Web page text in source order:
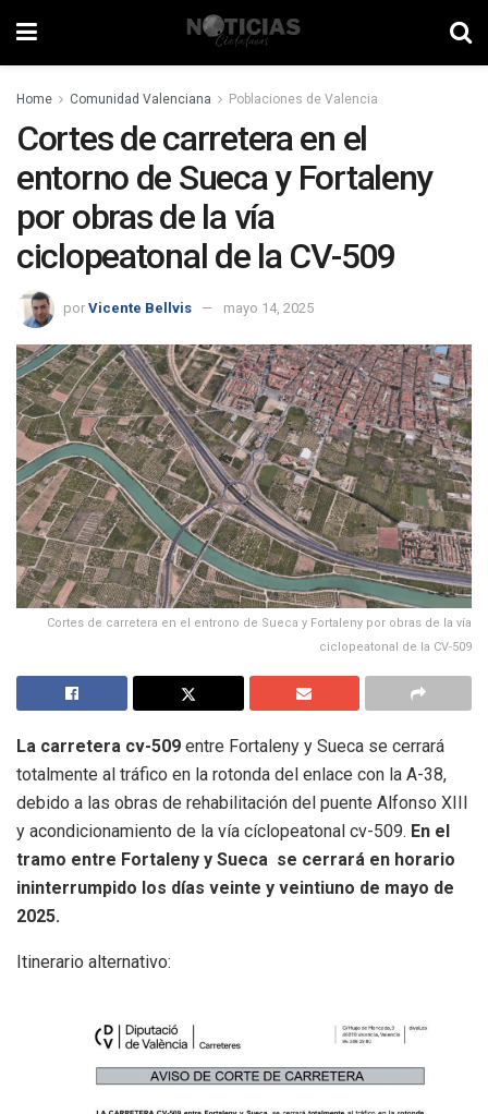
Home Comunidad Valenciana Poblaciones de Valencia
Cortes de carretera en el
entorno de Sueca y Fortaleny
por obras de la vía
ciclopeatonal de la CV-509
por Vicente Bellvis mayo 14, 2025
Cortes de carretera en el entrono de Sueca y Fortaleny por obras de la vía
ciclopeatonal de la CV-509
La carretera cv-509 entre Fortaleny y Sueca se cerrará
totalmente al tráfico en la rotonda del enlace con la A-38,
debido a las obras de rehabilitación del puente Alfonso XIII
y acondicionamiento de la vía cíclopeatonal cv-509. En el
tramo entre Fortaleny y Sueca se cerrará en horario
ininterrumpido los días veinte y veintiuno de mayo de
2025.
Itinerario alternativo: